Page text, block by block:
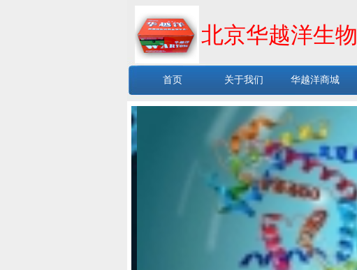
北京华越洋生物
首页 关于我们 华越洋商城